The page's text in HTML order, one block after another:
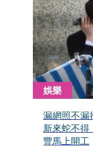
娛樂
漏網照不漏
新來蛇不
豐馬上開工